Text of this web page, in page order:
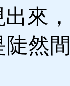
來
然